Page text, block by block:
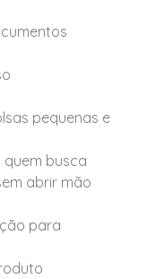
pequenas e
busca
abrir mão
para